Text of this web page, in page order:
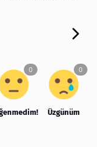
Üzgünüm